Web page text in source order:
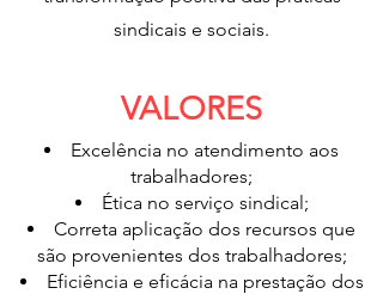
sindicais e sociais.
VALORES
Excelência no atendimento aos
trabalhadores;
Ética no serviço sindical;
Correta aplicação dos recursos que
são provenientes dos trabalhadores;
Eficiência e eficácia na prestação dos